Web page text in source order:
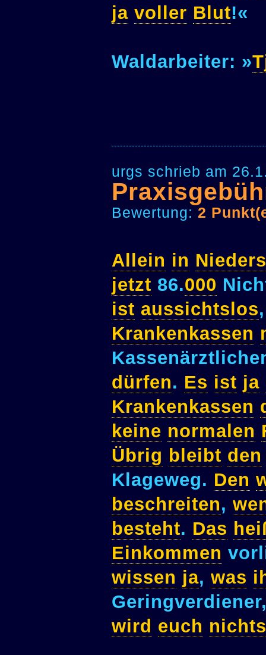
ja voller Blut!«
Waldarbeiter: »
urgs schrieb am
Bewertung: 2
Allein in
jetzt 86.000
ist aussichtslos
Krankenkassen
dürfen. Es ist ja
Krankenkassen
keine normalen
Übrig bleibt den
Klageweg. Den
beschreiten,
besteht. Das
Einkommen
wissen ja, was
wird euch nichts